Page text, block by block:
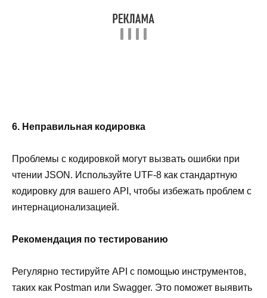
6. Неправильная кодировка
Проблемы с кодировкой могут вызвать ошибки при
чтении JSON. Используйте UTF-8 как стандартную
кодировку для вашего API, чтобы избежать проблем с
интернационализацией.
Рекомендация по тестированию
Регулярно тестируйте API с помощью инструментов,
таких как Postman или Swagger. Это поможет выявить